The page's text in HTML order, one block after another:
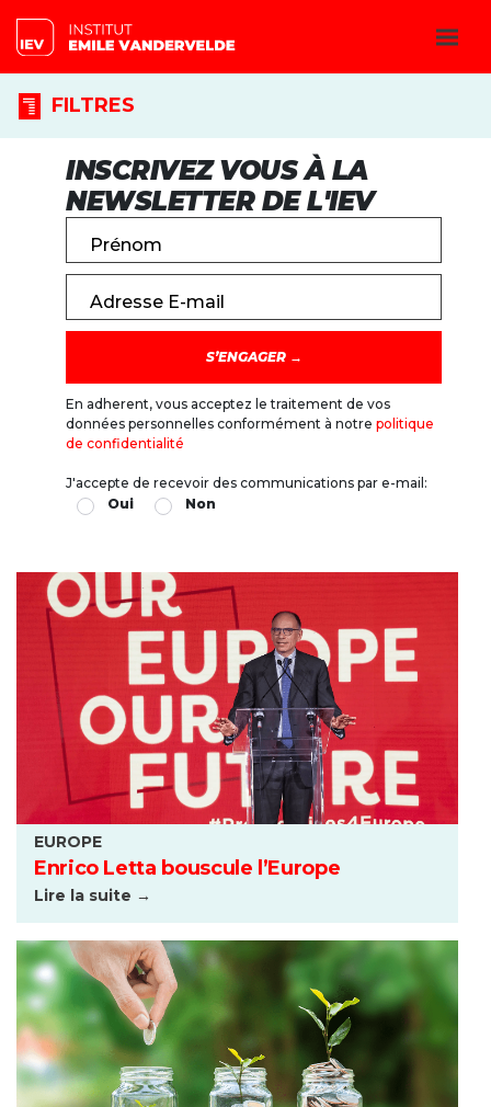
FILTRES
INSCRIVEZ VOUS À LA
NEWSLETTER DE L'IEV
Prénom
Adresse E-mail
En adherent, vous acceptez le traitement de vos
données personnelles conformément à notre politique
de confidentialité
J'accepte de recevoir des communications par e-mail:
Oui
Non
EUROPE
Enrico Letta bouscule l’Europe
Lire la suite →